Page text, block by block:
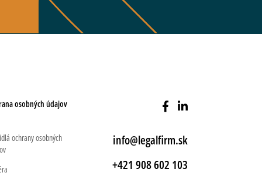
osobných údajov
ochrany osobných
info@legalfirm.sk
+421 908 602 103